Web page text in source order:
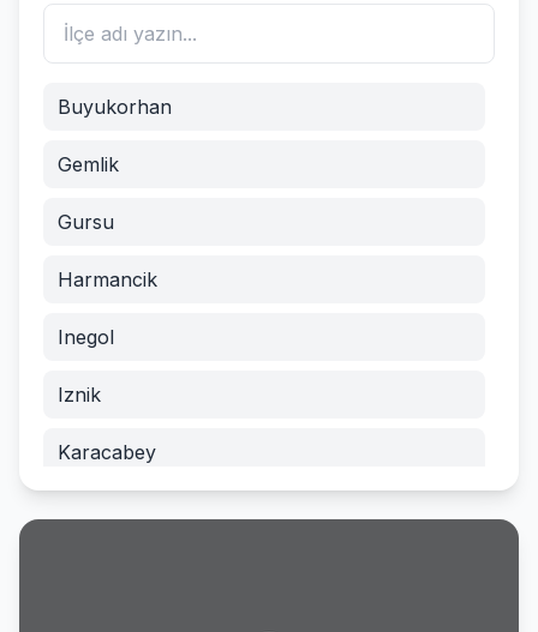
Buyukorhan
Gemlik
Gursu
Harmancik
Inegol
Iznik
Karacabey